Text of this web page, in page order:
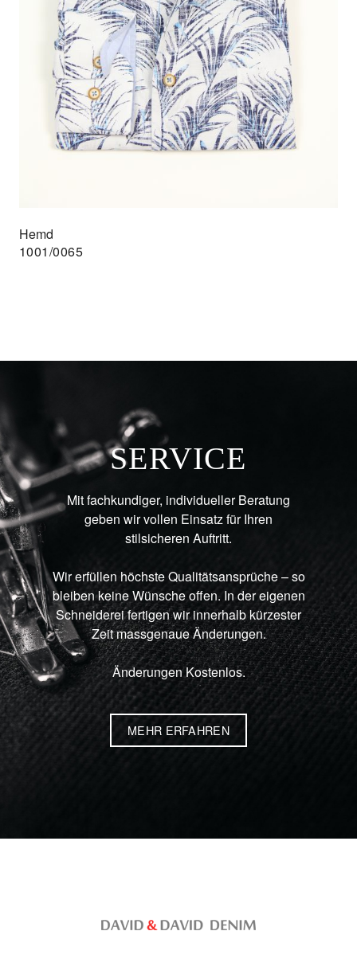
Hemd
1001/0065
SERVICE
Mit fachkundiger, individueller Beratung
geben wir vollen Einsatz für Ihren
stilsicheren Auftritt.
Wir erfüllen höchste Qualitätsansprüche – so
bleiben keine Wünsche offen. In der eigenen
Schneiderei fertigen wir innerhalb kürzester
Zeit massgenaue Änderungen.
Änderungen Kostenlos.
MEHR ERFAHREN